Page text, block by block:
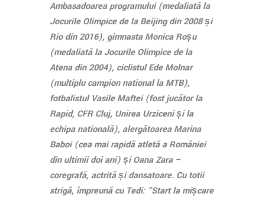
Ambasadoarea programului (medaliată la
Jocurile Olimpice de la Beijing din 2008 și
Rio din 2016), gimnasta Monica Roșu
(medaliată la Jocurile Olimpice de la
Atena din 2004), ciclistul Ede Molnar
(multiplu campion național la MTB),
fotbalistul Vasile Maftei (fost jucător la
Rapid, CFR Cluj, Unirea Urziceni și la
echipa națională), alergătoarea Marina
Baboi (cea mai rapidă atletă a României
din ultimii doi ani) și Oana Zara –
coregrafă, actriță și dansatoare. Cu toții
strigă, împreună cu Tedi: ”Start la mișcare